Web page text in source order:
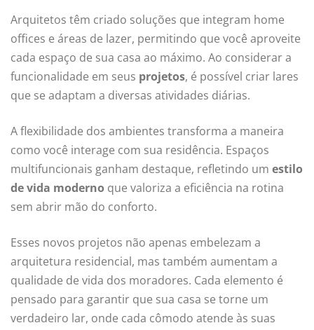
Arquitetos têm criado soluções que integram home
offices e áreas de lazer, permitindo que você aproveite
cada espaço de sua casa ao máximo. Ao considerar a
funcionalidade em seus projetos, é possível criar lares
que se adaptam a diversas atividades diárias.
A flexibilidade dos ambientes transforma a maneira
como você interage com sua residência. Espaços
multifuncionais ganham destaque, refletindo um estilo
de vida moderno que valoriza a eficiência na rotina
sem abrir mão do conforto.
Esses novos projetos não apenas embelezam a
arquitetura residencial, mas também aumentam a
qualidade de vida dos moradores. Cada elemento é
pensado para garantir que sua casa se torne um
verdadeiro lar, onde cada cômodo atende às suas